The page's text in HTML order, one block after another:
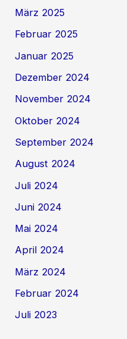
März 2025
Februar 2025
Januar 2025
Dezember 2024
November 2024
Oktober 2024
September 2024
August 2024
Juli 2024
Juni 2024
Mai 2024
April 2024
März 2024
Februar 2024
Juli 2023